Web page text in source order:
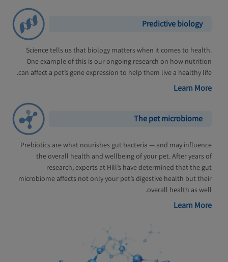
Predictive biology
Science tells us that biology matters when it comes to health.
One example of this is our ongoing research on how nutrition
can affect a pet’s gene expression to help them live a healthy life.
Learn More
The pet microbiome
Prebiotics are what nourishes gut bacteria — and may influence
the overall health and wellbeing of your pet. After years of
research, experts at Hill’s have determined that the gut
microbiome affects not only your pet’s digestive health but their
overall health as well.
Learn More